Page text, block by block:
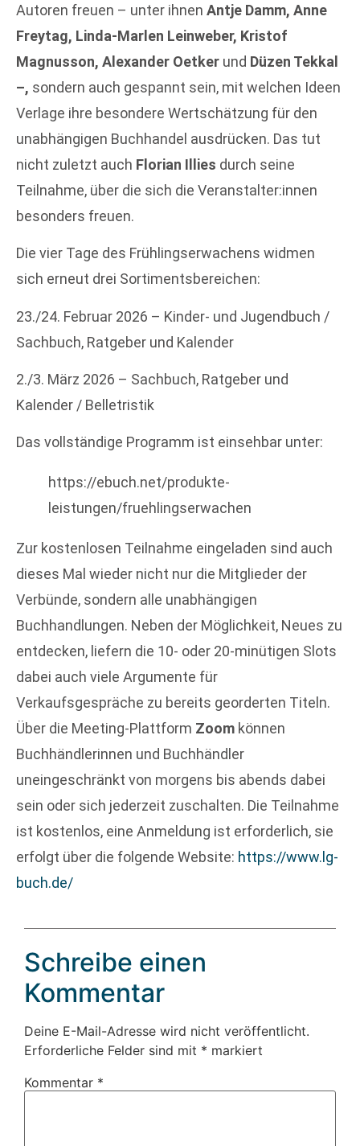
Autoren freuen – unter ihnen Antje Damm, Anne
Freytag, Linda-Marlen Leinweber, Kristof
Magnusson, Alexander Oetker und Düzen Tekkal
–, sondern auch gespannt sein, mit welchen Ideen
Verlage ihre besondere Wertschätzung für den
unabhängigen Buchhandel ausdrücken. Das tut
nicht zuletzt auch Florian Illies durch seine
Teilnahme, über die sich die Veranstalter:innen
besonders freuen.
Die vier Tage des Frühlingserwachens widmen
sich erneut drei Sortimentsbereichen:
23./24. Februar 2026 – Kinder- und Jugendbuch /
Sachbuch, Ratgeber und Kalender
2./3. März 2026 – Sachbuch, Ratgeber und
Kalender / Belletristik
Das vollständige Programm ist einsehbar unter:
https://ebuch.net/produkte-
leistungen/fruehlingserwachen
Zur kostenlosen Teilnahme eingeladen sind auch
dieses Mal wieder nicht nur die Mitglieder der
Verbünde, sondern alle unabhängigen
Buchhandlungen. Neben der Möglichkeit, Neues zu
entdecken, liefern die 10- oder 20-minütigen Slots
dabei auch viele Argumente für
Verkaufsgespräche zu bereits georderten Titeln.
Über die Meeting-Plattform Zoom können
Buchhändlerinnen und Buchhändler
uneingeschränkt von morgens bis abends dabei
sein oder sich jederzeit zuschalten. Die Teilnahme
ist kostenlos, eine Anmeldung ist erforderlich, sie
erfolgt über die folgende Website: https://www.lg-
buch.de/
Schreibe einen
Kommentar
Deine E-Mail-Adresse wird nicht veröffentlicht.
Erforderliche Felder sind mit * markiert
Kommentar *